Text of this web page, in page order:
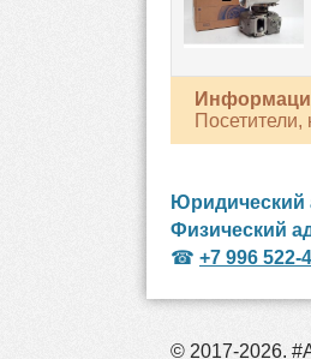
Юридический
Физический
☎ +7 996 522-
© 2017-2026.